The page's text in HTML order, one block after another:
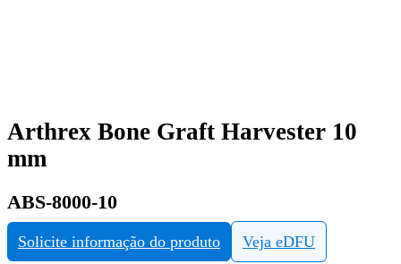
Arthrex Bone Graft Harvester 10
mm
ABS-8000-10
Solicite informação do produto Veja eDFU